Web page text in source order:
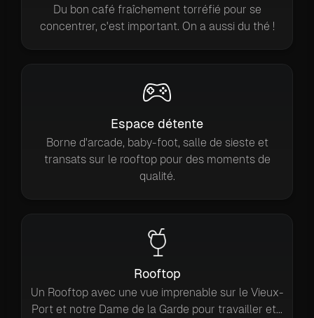
Du bon café fraîchement torréfié pour se
concentrer, c'est important. On a aussi du thé !
Espace détente
Borne d'arcade, baby-foot, salle de sieste et
transats sur le rooftop pour des moments de
qualité.
Rooftop
Un Rooftop avec une vue imprenable sur le Vieux-
Port et notre Dame de la Garde pour travailler et...